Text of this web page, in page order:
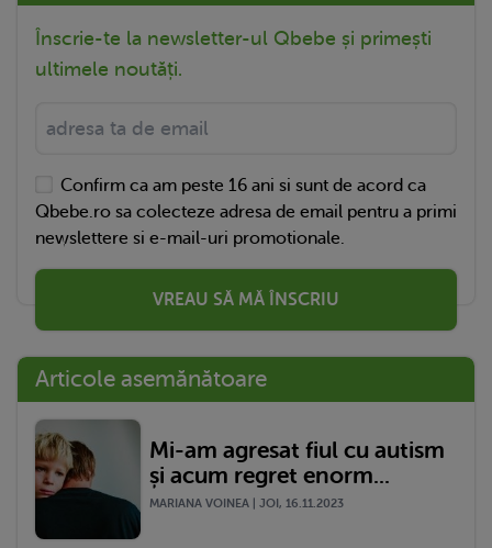
Înscrie-te la newsletter-ul Qbebe și primești
ultimele noutăți.
Confirm ca am peste 16 ani si sunt de acord ca
Qbebe.ro sa colecteze adresa de email pentru a primi
newslettere si e-mail-uri promotionale.
VREAU SĂ MĂ ÎNSCRIU
Articole asemănătoare
Mi-am agresat fiul cu autism
și acum regret enorm...
MARIANA VOINEA | JOI, 16.11.2023